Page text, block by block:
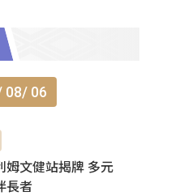
08/ 06
姆文健站揭牌 多元
長者